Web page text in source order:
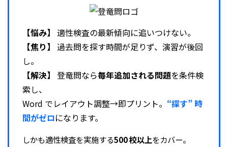
【悩み】 適性検査の最新傾向に追いつけない。
【焦り】 過去問を探す時間が足りず、演習が後回
し。
【解決】 登竜問なら毎年追加される問題を条件検
索し、
Word でレイアウト調整→即プリント。 “探す” 時
間がゼロになります。
しかも適性検査を実施する500 校以上をカバー。